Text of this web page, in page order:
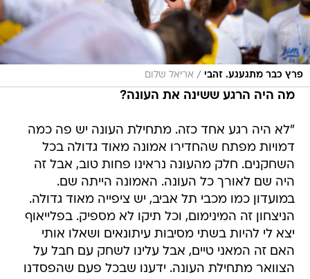
פרץ כבר מתגעגע. זהבי / אריאל שלום
מה היה הרגע ששינה את העונה?
"לא היה רגע אחד כזה. מתחילת העונה יש פה כמה
דמויות מפתח שהחדירו אמונה מאוד גדולה בכל
השחקנים. חלק מהעונה נראינו פחות טוב, אבל זה
היה שם לאורך כל העונה. האמונה הייתה שם.
במועדון כמו מכבי תל אביב, יש ציפייה מאוד גדולה.
הניצחון זה המינימום, וכל תיקו לא מספיק. בפלייאוף
יצא לי להיות בשתי מסיבות עיתונאים ושאלו אותי
האם זה המאני טיים, אבל עלינו לשחק עם חבל על
הצוואר מתחילת העונה. ידענו שבכל פעם שהפסדנו